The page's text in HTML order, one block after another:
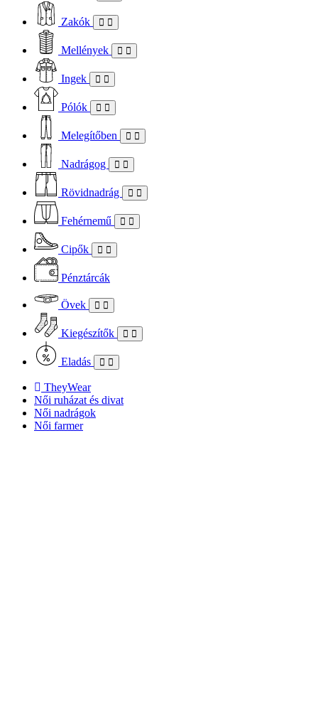
Zakók
Mellények
Ingek
Pólók
Melegítőben
Nadrágog
Rövidnadrág
Fehérnemű
Cipők
Pénztárcák
Övek
Kiegészítők
Eladás
TheyWear
Női ruházat és divat
Női nadrágok
Női farmer